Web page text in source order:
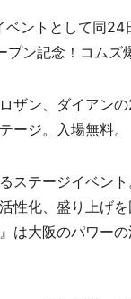
ントとして同24
ン記念！コムズ
ン、ダイアンの
ージ。入場無料。
テージイベン
性化、盛り上げ
は大阪のパワー